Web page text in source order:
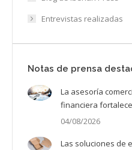
Entrevistas realizadas
Notas de prensa
La asesoría
financiera
04/08/2026
Las soluciones de